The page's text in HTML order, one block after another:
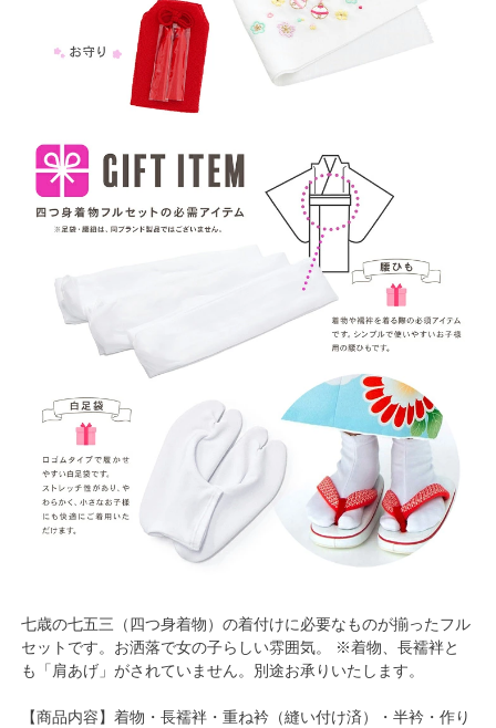
七歳の七五三（四つ身着物）の着付けに必要なものが揃ったフル
セットです。お洒落で女の子らしい雰囲気。 ※着物、長襦袢と
も「肩あげ」がされていません。別途お承りいたします。
【商品内容】着物・長襦袢・重ね衿（縫い付け済）・半衿・作り